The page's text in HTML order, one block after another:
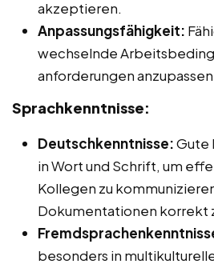
akzeptieren.
Anpassungsfähigkeit:
wechselnde
anforderungen
Sprachkenntnisse:
Deutschkenntnisse:Gute
in Wort und Schrift, um
Kollegen zu
Dokumentationen korrekt
besonders in